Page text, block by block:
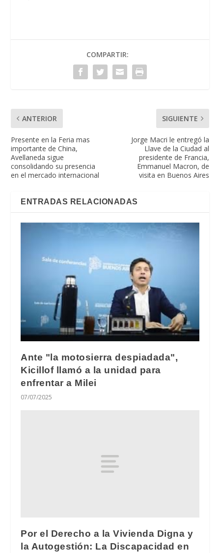
COMPARTIR:
ANTERIOR
Presente en la Feria mas
importante de China,
Avellaneda sigue
consolidando su presencia
en el mercado internacional
SIGUIENTE
Jorge Macri le entregó la
Llave de la Ciudad al
presidente de Francia,
Emmanuel Macron, de
visita en Buenos Aires
ENTRADAS RELACIONADAS
Ante "la motosierra despiadada",
Kicillof llamó a la unidad para
enfrentar a Milei
07/07/2025
Por el Derecho a la Vivienda Digna y
la Autogestión: La Discapacidad en